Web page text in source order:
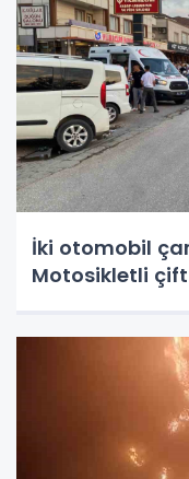
İki otomobil
Motosikletli